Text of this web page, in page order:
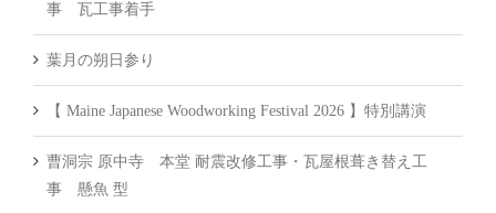
事 瓦工事着手
葉月の朔日参り
【 Maine Japanese Woodworking Festival 2026 】特別講演
曹洞宗 原中寺 本堂 耐震改修工事・瓦屋根葺き替え工
事 懸魚 型